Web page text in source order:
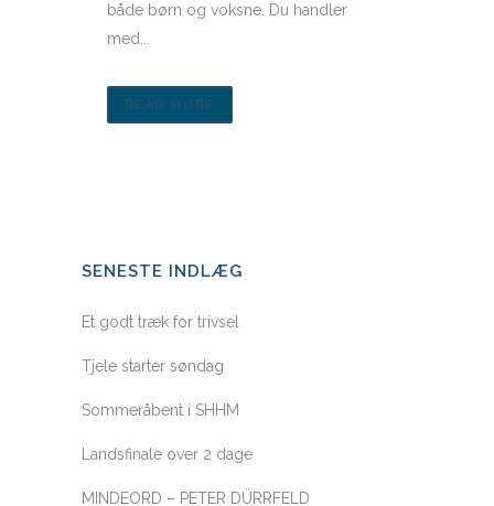
både børn og voksne. Du handler
med...
READ MORE
SENESTE INDLÆG
Et godt træk for trivsel
Tjele starter søndag
Sommeråbent i SHHM
Landsfinale over 2 dage
MINDEORD – PETER DÜRRFELD